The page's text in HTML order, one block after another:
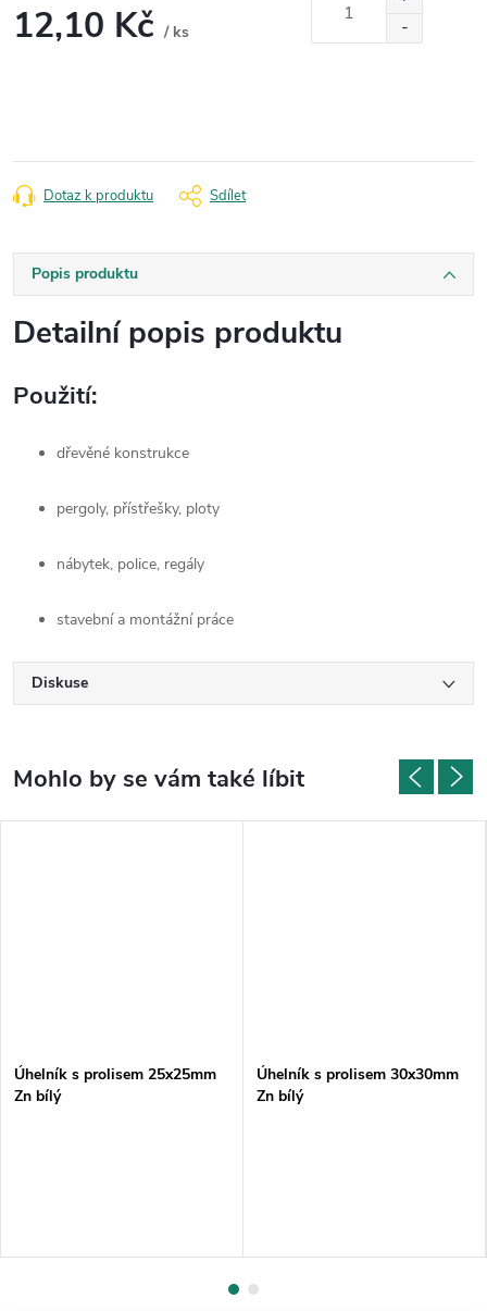
12,10 Kč / ks
Dotaz k produktu Sdílet
Popis produktu
Detailní popis produktu
Použití:
dřevěné konstrukce
pergoly, přístřešky, ploty
nábytek, police, regály
stavební a montážní práce
Diskuse
Úhelník s prolisem 25x25mm
Zn bílý
Úhelník s prolisem 30x30mm
Zn bílý